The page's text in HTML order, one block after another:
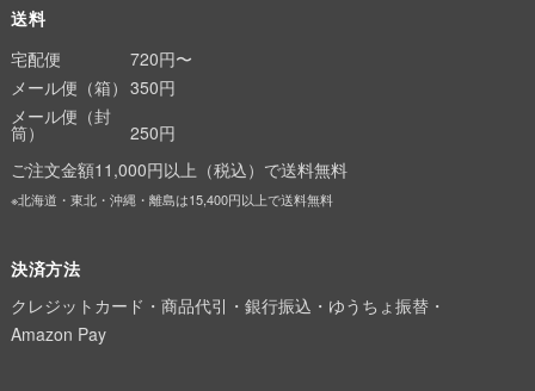
送料
宅配便
720円〜
メール便（箱） 350円
メール便（封
筒）
250円
ご注文金額11,000円以上（税込）で送料無料
※北海道・東北・沖縄・離島は15,400円以上で送料無料
決済方法
クレジットカード・商品代引・銀行振込・ゆうちょ振替・
Amazon Pay